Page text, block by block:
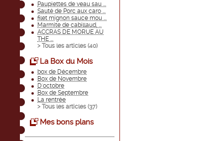
Paupiettes de veau sau ...
Sauté de Porc aux caro ...
filet mignon sauce mou ...
Marmite de cabillaud, ...
ACCRAS DE MORUE AU
THE ...
> Tous les articles (40)
La Box du Mois
box de Décembre
Box de Novembre
D'octobre
Box de Septembre
La rentrée
> Tous les articles (37)
Mes bons plans